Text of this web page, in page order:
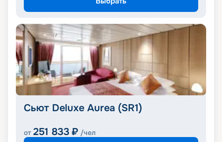
Сьют Deluxe Aurea (SR1)
от 251 833 ₽ /чел